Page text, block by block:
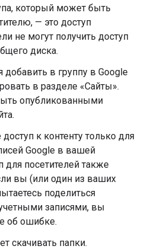
который может быть
— это доступ
не могут получить доступ
диска.
добавить в группу в Google
в разделе «Сайты».
опубликованными
к контенту только для
Google в вашей
для посетителей также
вы (или один из ваших
поделиться
записями, вы
об ошибке.
скачивать папки.